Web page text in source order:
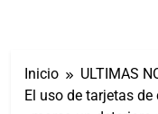
Inicio
ULTIMAS
El uso de tarjetas